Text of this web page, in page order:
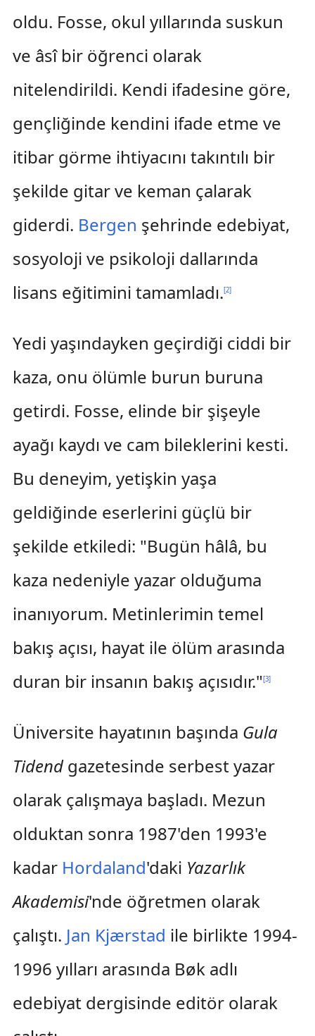
oldu. Fosse, okul yıllarında suskun
ve âsî bir öğrenci olarak
nitelendirildi. Kendi ifadesine göre,
gençliğinde kendini ifade etme ve
itibar görme ihtiyacını takıntılı bir
şekilde gitar ve keman çalarak
giderdi. Bergen şehrinde edebiyat,
sosyoloji ve psikoloji dallarında
lisans eğitimini tamamladı.[2]
Yedi yaşındayken geçirdiği ciddi bir
kaza, onu ölümle burun buruna
getirdi. Fosse, elinde bir şişeyle
ayağı kaydı ve cam bileklerini kesti.
Bu deneyim, yetişkin yaşa
geldiğinde eserlerini güçlü bir
şekilde etkiledi: "Bugün hâlâ, bu
kaza nedeniyle yazar olduğuma
inanıyorum. Metinlerimin temel
bakış açısı, hayat ile ölüm arasında
duran bir insanın bakış açısıdır."[3]
Üniversite hayatının başında Gula
Tidendgazetesinde serbest yazar
olarak çalışmaya başladı. Mezun
olduktan sonra 1987'den 1993'e
kadar Hordaland'daki Yazarlık
Akademisi'nde öğretmen olarak
çalıştı. Jan Kjærstad ile birlikte 1994-
1996 yılları arasında Bøk adlı
edebiyat dergisinde editör olarak